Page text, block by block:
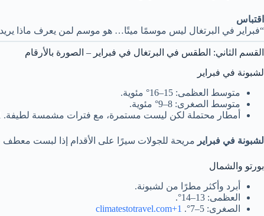
اقتباس
“فبراير في البرتغال ليس موسمًا ميتًا… هو موسم لمن يعرف ماذا
القسم الثاني: الطقس في البرتغال في فبراير – الصورة بالأرقام
لشبونة في فبراير
متوسط العظمى: 15–16° مئوية.
متوسط الصغرى: 8–9° مئوية.
أمطار محتملة لكن ليست مستمرة، مع فترات مشمسة لطيفة. Thomas Cook+1
لشبونة في فبراير مريحة للجولات سيرًا على الأقدام إذا لبست
بورتو والشمال
أبرد وأكثر مطرًا من لشبونة.
العظمى: 13–14°.
الصغرى: 5–7°.
climatestotravel.com+1